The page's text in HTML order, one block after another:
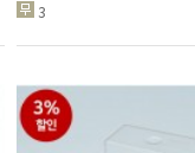
3